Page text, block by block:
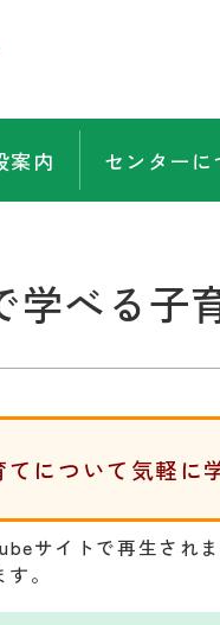
案内 センターに
学べる子
てについて気軽に
サイトで再生されま
。